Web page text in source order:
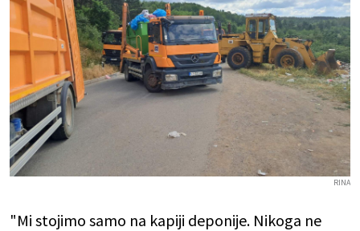
RINA
"Mi stojimo samo na kapiji deponije. Nikoga ne